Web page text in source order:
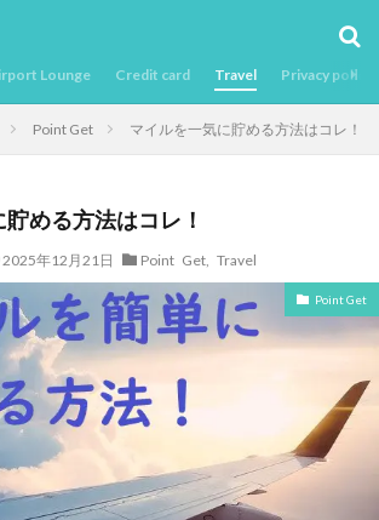
Lounge Credit card Travel Privacy policy
Point Get マイルを一気に貯める方法はコレ！
める方法はコレ！
2025年12月21日 Point Get, Travel
Point Get